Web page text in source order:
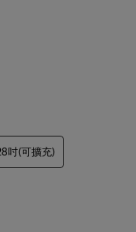
吋(可擴充)